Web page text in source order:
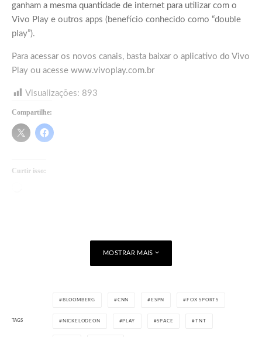
ganham a mesma quantidade de internet para utilizar com o
Vivo Play e outros apps (benefício conhecido como “double
play”).
Para acessar os novos canais, basta baixar o aplicativo do Vivo
Play ou acesse www.vivoplay.com.br
Visualizações: 893
Compartilhe:
Curtir isso:
MOSTRAR MAIS
TAGS
BLOOMBERG CNN ESPN FOX SPORTS
NICKELODEON PLAY SPACE TNT